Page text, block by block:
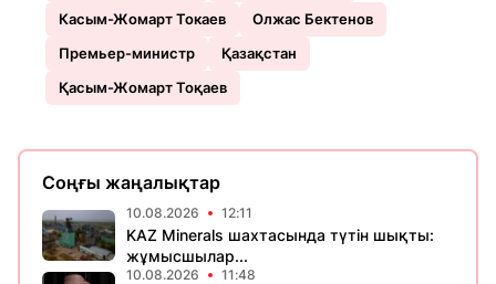
Касым-Жомарт Токаев
Олжас Бектенов
Премьер-министр
Қазақстан
Қасым-Жомарт Тоқаев
Соңғы жаңалықтар
10.08.2026 12:11
KAZ Minerals шахтасында түтін шықты:
жұмысшылар...
10.08.2026 11:48